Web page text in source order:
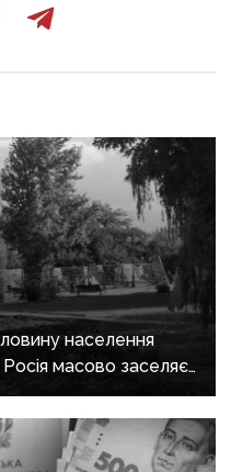
населення
Росія масово заселяє
— ГУР